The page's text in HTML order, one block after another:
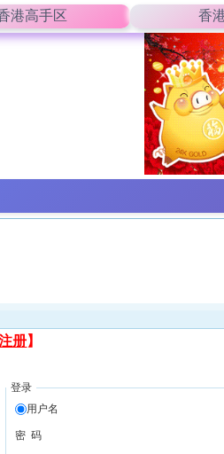
港高手区 香
册】
登录
用户名
密 码